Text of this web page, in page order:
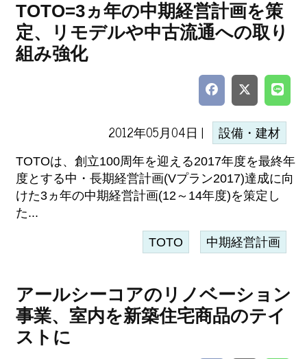
TOTO=3ヵ年の中期経営計画を策
定、リモデルや中古流通への取り
組み強化
2012年05月04日 | 設備・建材
TOTOは、創立100周年を迎える2017年度を最終年
度とする中・長期経営計画(Vプラン2017)達成に向
けた3ヵ年の中期経営計画(12～14年度)を策定し
た...
TOTO 中期経営計画
アールシーコアのリノベーション
事業、室内を新築住宅商品のテイ
ストに